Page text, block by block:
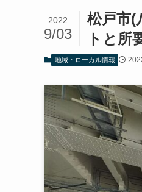
松戸市(
トと所
2022
9/03
地域・ローカル情報